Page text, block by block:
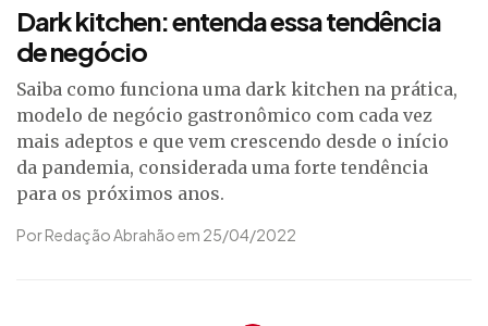
Dark kitchen: entenda essa tendência
de negócio
Saiba como funciona uma dark kitchen na prática,
modelo de negócio gastronômico com cada vez
mais adeptos e que vem crescendo desde o início
da pandemia, considerada uma forte tendência
para os próximos anos.
Por Redação Abrahão em 25/04/2022